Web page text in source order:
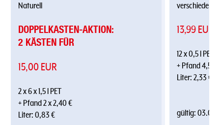
Naturell
DOPPELKASTEN-AKTION:
2 KÄSTEN FÜR
15,00 EUR
2 x 6 x 1,5 l PET
+ Pfand 2 x 2,40 €
Liter: 0,83 €
verschiedene
13,99 EUR
12 x 0,5 l PET
+ Pfand 4,50
Liter: 2,33 €
gültig:03.08.